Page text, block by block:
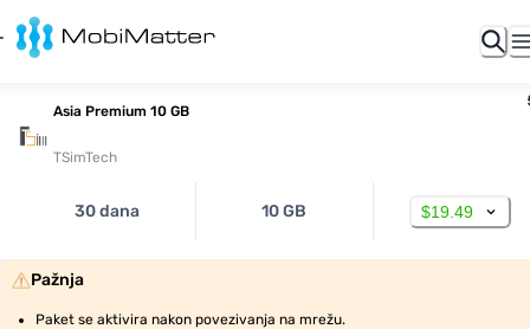
Asia Premium 10 GB
TSimTech
30 dana 10 GB $19.49
Pažnja
Paket se aktivira nakon povezivanja na mrežu.